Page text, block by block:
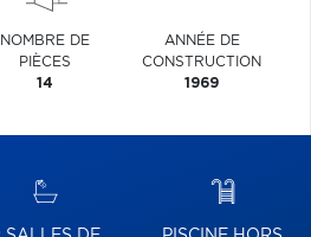
NOMBRE DE
PIÈCES
14
ANNÉE DE
CONSTRUCTION
1969